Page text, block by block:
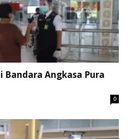
Bandara Angkasa Pura
0